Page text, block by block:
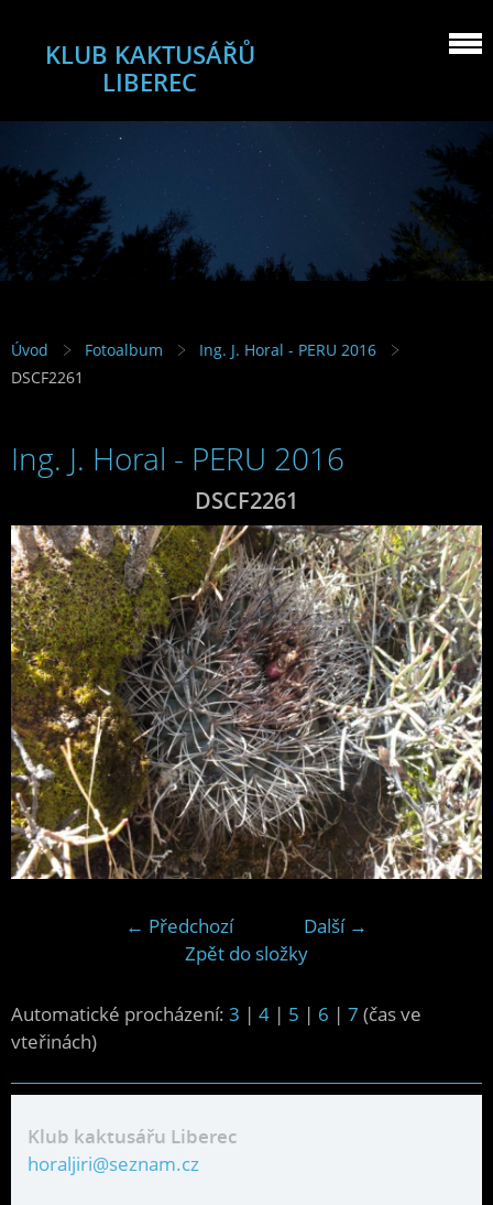
KLUB KAKTUSÁŘŮ
LIBEREC
Úvod Fotoalbum
Ing. J. Horal - PERU 2016
DSCF2261
Ing. J. Horal - PERU 2016
DSCF2261
← Předchozí
Další →
Zpět do složky
Automatické procházení: 3 | 4 | 5 | 6 | 7 (čas ve
vteřinách)
Klub kaktusářu Liberec
horaljiri@seznam.cz